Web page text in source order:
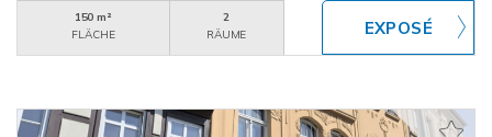
150 m²
FLÄCHE
2
RÄUME